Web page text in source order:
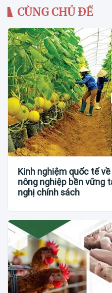
CÙNG CHỦ ĐỀ
Kinh nghiệm quốc tế
nông nghiệp bền vững
nghị chính sách